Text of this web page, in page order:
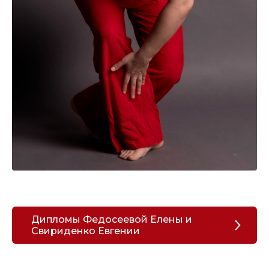
Дипломы Федосеевой Елены и
Свириденко Евгении